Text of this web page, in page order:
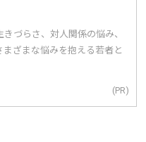
づらさ、対人関係の悩み、
ざまな悩みを抱える若者と
(PR)